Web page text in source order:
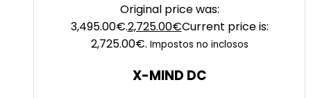
Original price was:
3,495.00€.2,725.00€Current price is:
2,725.00€. Impostos no inclosos
X-MIND DC